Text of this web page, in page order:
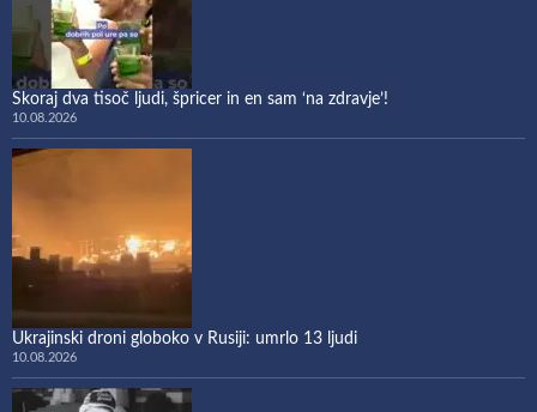
Skoraj dva tisoč ljudi, špricer in en sam ‘na zdravje’!
10.08.2026
Ukrajinski droni globoko v Rusiji: umrlo 13 ljudi
10.08.2026